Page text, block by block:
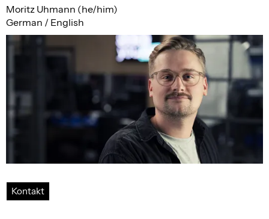
Moritz Uhmann (he/him)
German / English
Kontakt